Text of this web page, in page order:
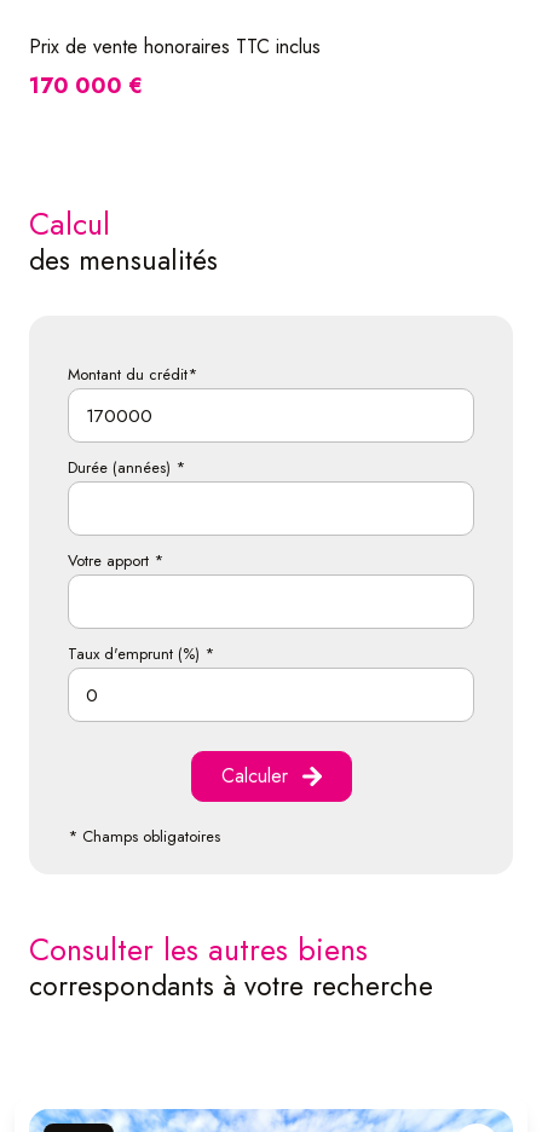
Prix de vente honoraires TTC inclus
170 000 €
calcul
des mensualités
Montant du crédit*
Durée (années) *
Votre apport *
Taux d'emprunt (%) *
Calculer
* Champs obligatoires
consulter les autres biens
correspondants à votre recherche